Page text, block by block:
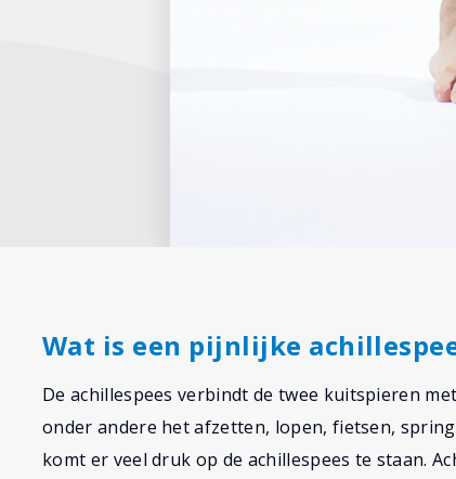
Wat is een pijnlijke
De achillespees verbindt de twee kuitspieren
onder andere het afzetten, lopen, fietsen,
komt er veel druk op de achillespees te staan.